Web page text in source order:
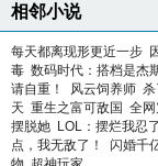
相邻小说
每天都离现形更近一步
毒 数码时代：搭档是杰
请自重！
风云饲养师 杀
天 重生之富可敌国 全网
摆脱她 LOL：摆烂我忍
点，我无敌了！
闪婚千